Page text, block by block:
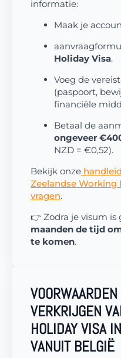
informatie:
Maak je
Holiday Visa.
Voeg de
(paspoort,
financiële
Betaal de
ongeveer
NZD = €0,52).
Bekijk onze
Zeelandse Working
vragen.
👉 Zodra je visum is
maanden de tijd
te komen.
VERKRIJGEN
HOLIDAY VISA
VANUIT BELGIË